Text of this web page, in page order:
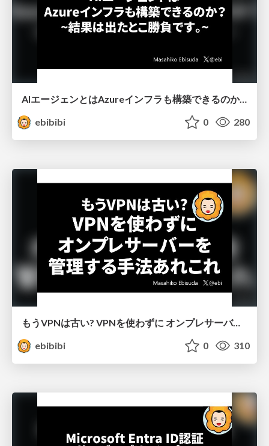
AIエージェンとはAzureインフラも構築できるのか？
ebibibi
0 280
もうVPNは古い? VPNを使わずに オンプレサーバーを 管理する手法あれこれ
ebibibi
0 310